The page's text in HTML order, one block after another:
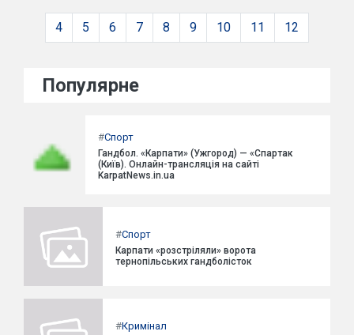
4 5 6 7 8 9 10 11 12
Популярне
#Спорт
Гандбол. «Карпати» (Ужгород) — «Спартак
(Київ). Онлайн-трансляція на сайті
KarpatNews.in.ua
#Спорт
Карпати «розстріляли» ворота
тернопільських гандболісток
#Кримінал